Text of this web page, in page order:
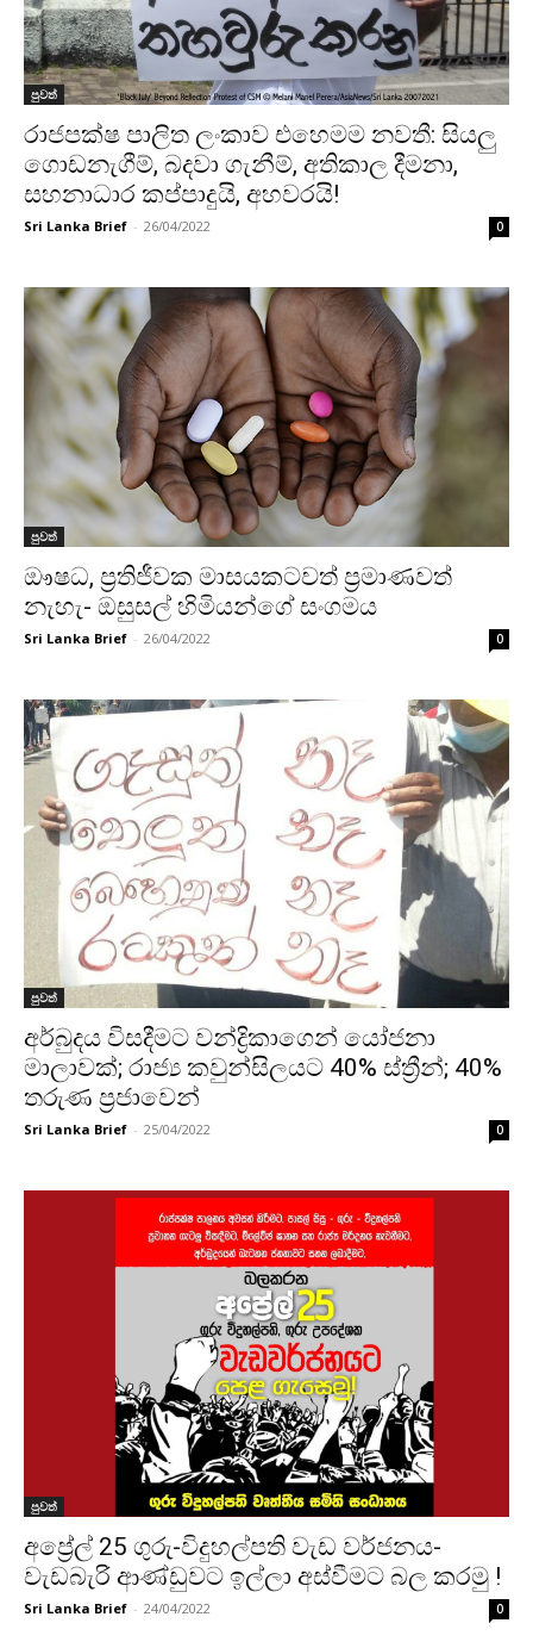
පුවත්
රාජපක්ෂ පාලිත ලංකාව එහෙමම නවතී: සියලු
ගොඩනැගීම්, බදවා ගැනීම්, අතිකාල දීමනා,
සහනාධාර කප්පාදුයි, අහවරයි!
Sri Lanka Brief - 26/04/2022 0
පුවත්
ඖෂධ, ප්‍රතිජීවක මාසයකටවත් ප්‍රමාණවත්
නැහැ- ඔසුසල් හිමියන්ගේ සංගමය
Sri Lanka Brief - 26/04/2022 0
පුවත්
අර්බුදය විසදීමට වන්ද්‍රිකාගෙන් යෝජනා
මාලාවක්; රාජ්‍ය කවුන්සිලයට 40% ස්ත්‍රීන්; 40%
තරුණ ප්‍රජාවෙන්
Sri Lanka Brief - 25/04/2022 0
පුවත්
අප්‍රේල් 25 ගුරු-විදුහල්පති වැඩ වර්ජනය-
වැඩබැරි ආණ්ඩුවට ඉල්ලා අස්වීමට බල කරමු !
Sri Lanka Brief - 24/04/2022 0